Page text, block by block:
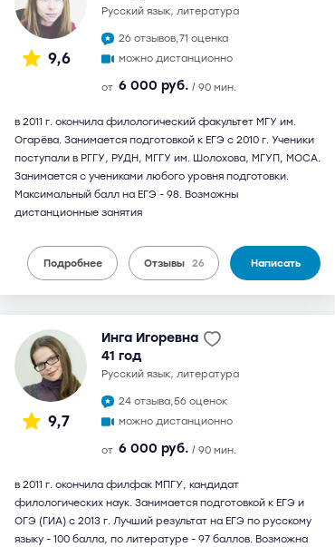
9,6
русский язык, литература
26 отзывов,71 оценка
можно дистанционно
от 6 000 руб. / 90 мин.
в 2011 г. окончила филологический факультет МГУ им.
Огарёва. Занимается подготовкой к ЕГЭ с 2010 г. Ученики
поступали в РГГУ, РУДН, МГГУ им. Шолохова, МГУП, МОСА.
Занимается с учениками любого уровня подготовки.
Максимальный балл на ЕГЭ - 98. Возможны
дистанционные занятия
Подробнее Отзывы 26 Написать
9,7
Инга Игоревна
41 год
русский язык, литература
24 отзыва,56 оценок
можно дистанционно
от 6 000 руб. / 90 мин.
в 2011 г. окончила филфак МПГУ, кандидат
филологических наук. Занимается подготовкой к ЕГЭ и
ОГЭ (ГИА) с 2013 г. Лучший результат на ЕГЭ по русскому
языку - 100 балла, по литературе - 97 баллов. Возможна